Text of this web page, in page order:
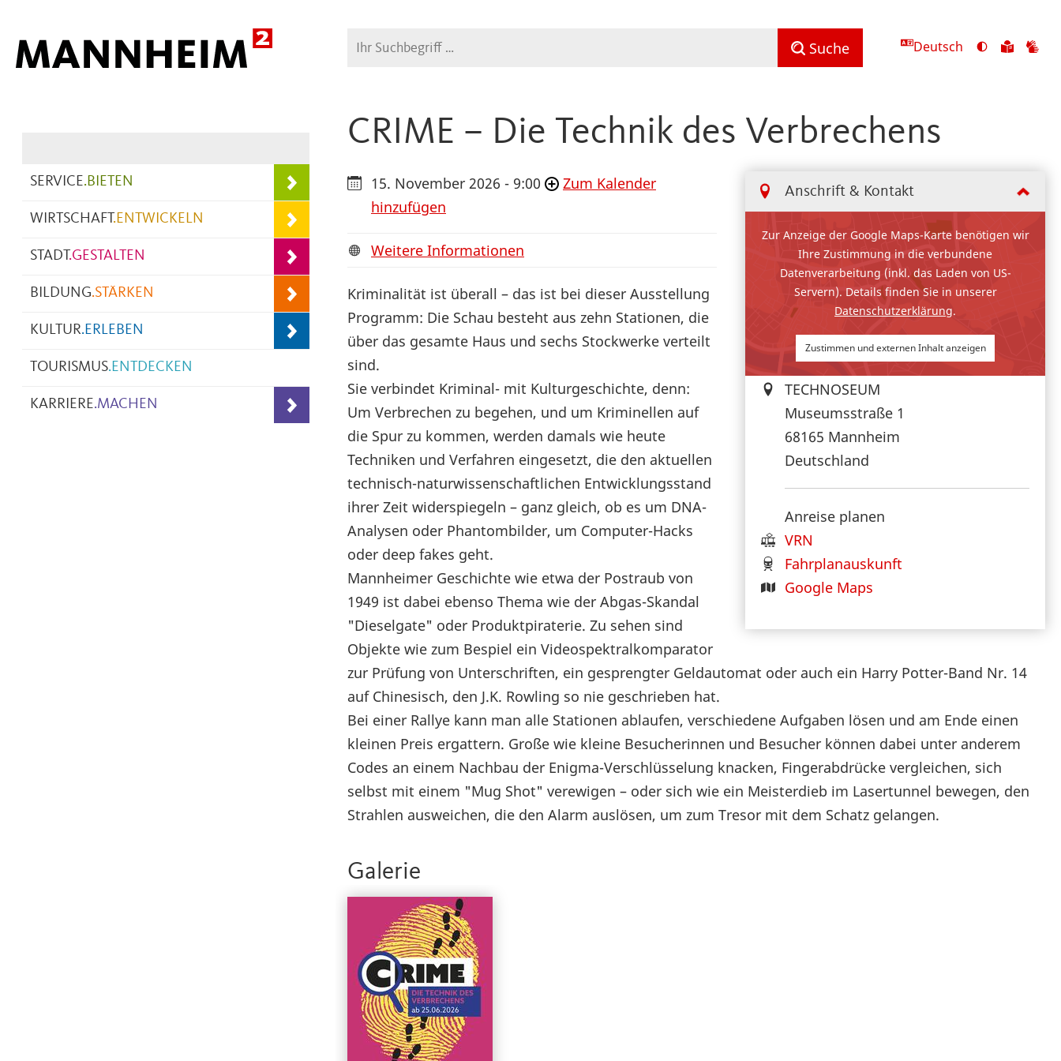
Suche Suche Deutsch
Ansicht
Zu
SERVICE.BIETEN
WIRTSCHAFT.ENTWICKELN
STADT.GESTALTEN
BILDUNG.STÄRKEN
KULTUR.ERLEBEN
TOURISMUS.ENTDECKEN
KARRIERE.MACHEN
CRIME – Die Technik des Verbrechens
Anschrift & Kontakt
Zur Anzeige der Google Maps-Karte benötigen wir
Ihre Zustimmung in die verbundene
Datenverarbeitung (inkl. das Laden von US-
Servern). Details finden Sie in unserer
Datenschutzerklärung.
Zustimmen und externen Inhalt anzeigen
TECHNOSEUM
Museumsstraße 1
68165 Mannheim
Deutschland
Anreise planen
VRN
Fahrplanauskunft
Google Maps
15. November 2026 - 9:00
Zum Kalender
hinzufügen
Weitere Informationen
Kriminalität ist überall – das ist bei dieser Ausstellung
Programm: Die Schau besteht aus zehn Stationen, die
über das gesamte Haus und sechs Stockwerke verteilt
sind.
Sie verbindet Kriminal- mit Kulturgeschichte, denn:
Um Verbrechen zu begehen, und um Kriminellen auf
die Spur zu kommen, werden damals wie heute
Techniken und Verfahren eingesetzt, die den aktuellen
technisch-naturwissenschaftlichen Entwicklungsstand
ihrer Zeit widerspiegeln – ganz gleich, ob es um DNA-
Analysen oder Phantombilder, um Computer-Hacks
oder deep fakes geht.
Mannheimer Geschichte wie etwa der Postraub von
1949 ist dabei ebenso Thema wie der Abgas-Skandal
"Dieselgate" oder Produktpiraterie. Zu sehen sind
Objekte wie zum Bespiel ein Videospektralkomparator
zur Prüfung von Unterschriften, ein gesprengter Geldautomat oder auch ein Harry Potter-Band Nr. 14
auf Chinesisch, den J.K. Rowling so nie geschrieben hat.
Bei einer Rallye kann man alle Stationen ablaufen, verschiedene Aufgaben lösen und am Ende einen
kleinen Preis ergattern. Große wie kleine Besucherinnen und Besucher können dabei unter anderem
Codes an einem Nachbau der Enigma-Verschlüsselung knacken, Fingerabdrücke vergleichen, sich
selbst mit einem "Mug Shot" verewigen – oder sich wie ein Meisterdieb im Lasertunnel bewegen, den
Strahlen ausweichen, die den Alarm auslösen, um zum Tresor mit dem Schatz gelangen.
Galerie